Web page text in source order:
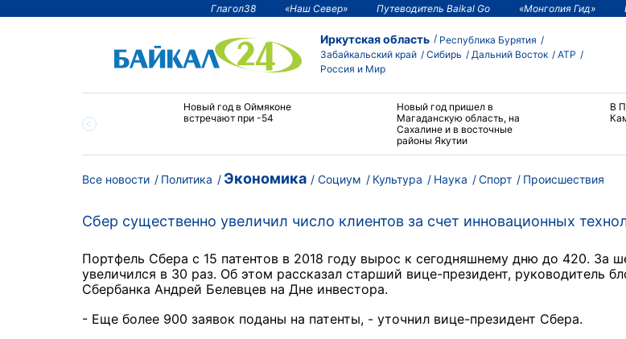
Глагол38 «Наш Север» Путеводитель Baikal Go «Монголия Гид»
Иркутская область
Республика Бурятия
Забайкальский край
Сибирь Дальний Восток
АТР
Россия и Мир
Новый год в Оймяконе
встречают при -54
Новый год пришел в
Магаданскую область, на
Сахалине и в восточные
районы Якутии
В
Все новости Политика Экономика Социум Культура Наука Спорт Происшествия
Сбер существенно увеличил число клиентов за счет инновационных
Портфель Сбера с 15 патентов в 2018 году вырос к сегодняшнему дню до 420. За
увеличился в 30 раз. Об этом рассказал старший вице-президент, руководитель
Сбербанка Андрей Белевцев на Дне инвестора.
- Еще более 900 заявок поданы на патенты, - уточнил вице-президент Сбера.